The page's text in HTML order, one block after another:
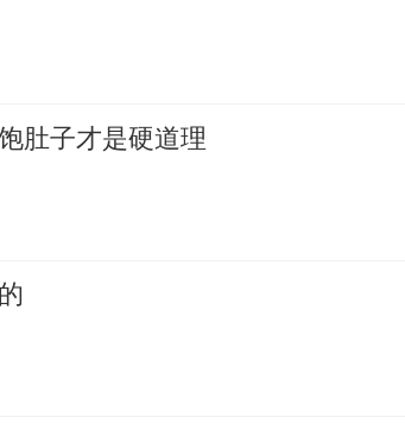
肚子才是硬道理